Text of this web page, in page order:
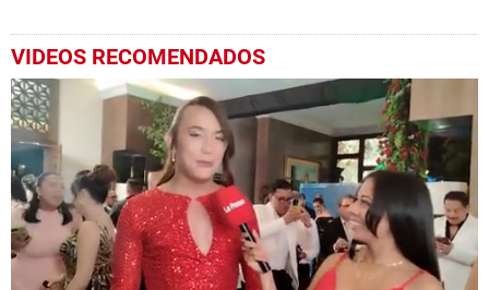
VIDEOS RECOMENDADOS